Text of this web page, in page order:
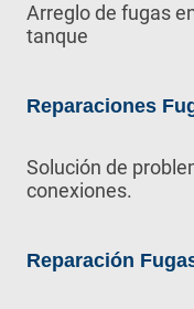
Arreglo de fugas
tanque
Reparaciones
Solución de
conexiones.
Reparación